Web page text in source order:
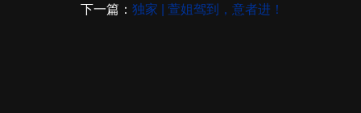
下一篇： 独家 | 萱姐驾到，意者进！